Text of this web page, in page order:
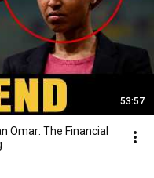
53:57
Omar: The Financial